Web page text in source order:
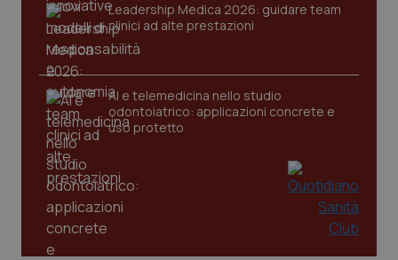
Leadership Medica 2026: guidare team
clinici ad alte prestazioni
AI e telemedicina nello studio
odontoiatrico: applicazioni concrete e
uso protetto
CookieScriptConsent